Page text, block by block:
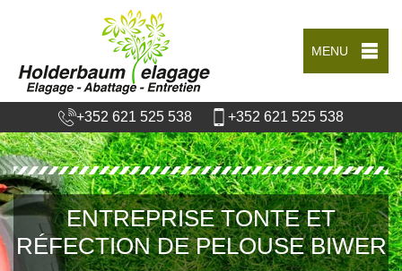
MENU
+352 621 525 538 +352 621 525 538
ENTREPRISE TONTE ET
RÉFECTION DE PELOUSE BIWER